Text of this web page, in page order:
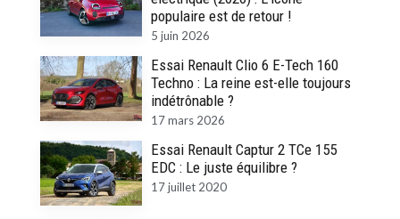
populaire est de retour !
5 juin 2026
Essai Renault Clio 6 E-Tech 160
Techno : La reine est-elle toujours
indétrônable ?
17 mars 2026
Essai Renault Captur 2 TCe 155
EDC : Le juste équilibre ?
17 juillet 2020